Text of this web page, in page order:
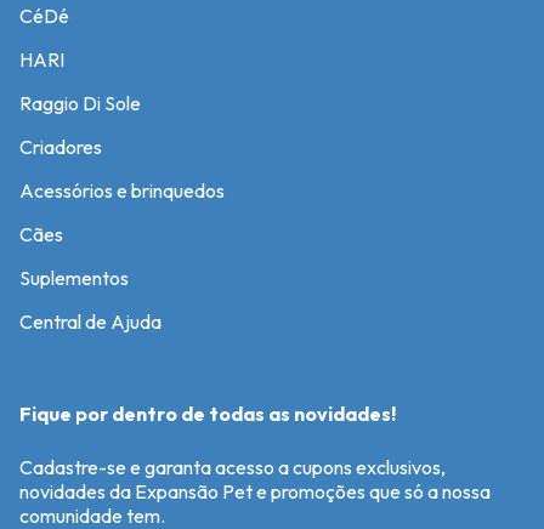
CéDé
HARI
Raggio Di Sole
Criadores
Acessórios e brinquedos
Cães
Suplementos
Central de Ajuda
Fique por dentro de todas as novidades!
Cadastre-se e garanta acesso a cupons exclusivos,
novidades da Expansão Pet e promoções que só a nossa
comunidade tem.